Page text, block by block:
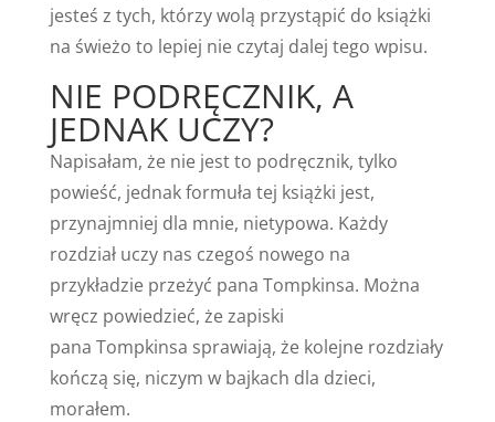
jesteś z tych, którzy wolą przystąpić do książki
na świeżo to lepiej nie czytaj dalej tego wpisu.
NIE PODRĘCZNIK, A
JEDNAK UCZY?
Napisałam, że nie jest to podręcznik, tylko
powieść, jednak formuła tej książki jest,
przynajmniej dla mnie, nietypowa. Każdy
rozdział uczy nas czegoś nowego na
przykładzie przeżyć pana Tompkinsa. Można
wręcz powiedzieć, że zapiski
pana Tompkinsa sprawiają, że kolejne rozdziały
kończą się, niczym w bajkach dla dzieci,
morałem.